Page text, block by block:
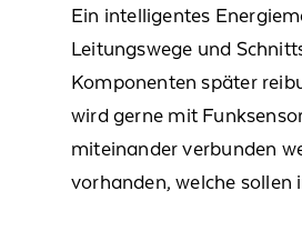
Ein intelligentes
Leitungswege und
Komponenten später
wirdgerne mit
miteinander verbunden
vorhanden, welche sollen